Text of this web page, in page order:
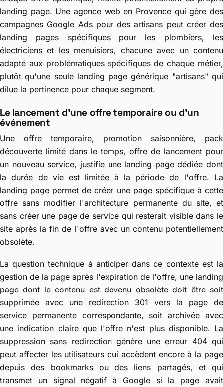
landing page. Une agence web en Provence qui gère des
campagnes Google Ads pour des artisans peut créer des
landing pages spécifiques pour les plombiers, les
électriciens et les menuisiers, chacune avec un contenu
adapté aux problématiques spécifiques de chaque métier,
plutôt qu'une seule landing page générique "artisans" qui
dilue la pertinence pour chaque segment.
Le lancement d'une offre temporaire ou d'un
événement
Une offre temporaire, promotion saisonnière, pack
découverte limité dans le temps, offre de lancement pour
un nouveau service, justifie une landing page dédiée dont
la durée de vie est limitée à la période de l'offre. La
landing page permet de créer une page spécifique à cette
offre sans modifier l'architecture permanente du site, et
sans créer une page de service qui resterait visible dans le
site après la fin de l'offre avec un contenu potentiellement
obsolète.
La question technique à anticiper dans ce contexte est la
gestion de la page après l'expiration de l'offre, une landing
page dont le contenu est devenu obsolète doit être soit
supprimée avec une redirection 301 vers la page de
service permanente correspondante, soit archivée avec
une indication claire que l'offre n'est plus disponible. La
suppression sans redirection génère une erreur 404 qui
peut affecter les utilisateurs qui accèdent encore à la page
depuis des bookmarks ou des liens partagés, et qui
transmet un signal négatif à Google si la page avait